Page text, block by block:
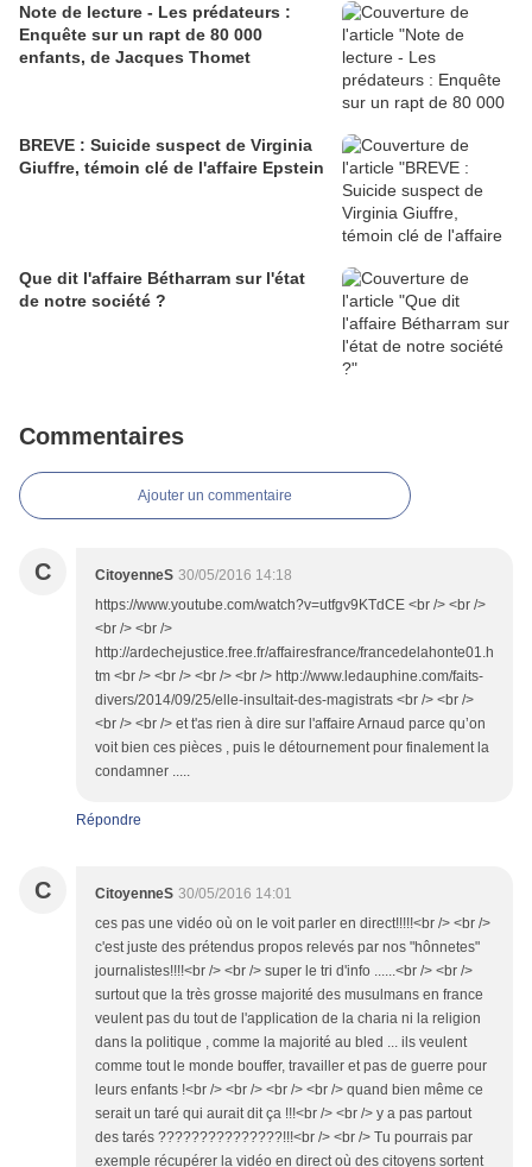
Note de lecture - Les prédateurs :
Enquête sur un rapt de 80 000
enfants, de Jacques Thomet
BREVE : Suicide suspect de Virginia
Giuffre, témoin clé de l'affaire Epstein
Que dit l'affaire Bétharram sur l'état
de notre société ?
Commentaires
Ajouter un commentaire
C CitoyenneS 30/05/2016 14:18
https://www.youtube.com/watch?v=utfgv9KTdCE <br /> <br />
<br /> <br />
http://ardechejustice.free.fr/affairesfrance/francedelahonte01.h
tm <br /> <br /> <br /> <br /> http://www.ledauphine.com/faits-
divers/2014/09/25/elle-insultait-des-magistrats <br /> <br />
<br /> <br /> et t'as rien à dire sur l'affaire Arnaud parce qu’on
voit bien ces pièces , puis le détournement pour finalement la
condamner .....
Répondre
C CitoyenneS 30/05/2016 14:01
ces pas une vidéo où on le voit parler en direct!!!!!<br /> <br />
c'est juste des prétendus propos relevés par nos "hônnetes"
journalistes!!!!<br /> <br /> super le tri d'info ......<br /> <br />
surtout que la très grosse majorité des musulmans en france
veulent pas du tout de l'application de la charia ni la religion
dans la politique , comme la majorité au bled ... ils veulent
comme tout le monde bouffer, travailler et pas de guerre pour
leurs enfants !<br /> <br /> <br /> <br /> quand bien même ce
serait un taré qui aurait dit ça !!!<br /> <br /> y a pas partout
des tarés ???????????????!!!<br /> <br /> Tu pourrais par
exemple récupérer la vidéo en direct où des citoyens sortent